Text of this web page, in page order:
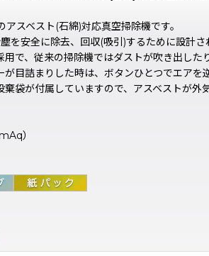
スベスト(石綿)対応真空掃除機です。
を安全に除去、回収(吸引)するために設計さ
で、従来の掃除機ではダストが吹き出した
目詰まりした時は、ボタンひとつでエアを
袋が付属していますので、アスベストが外
）